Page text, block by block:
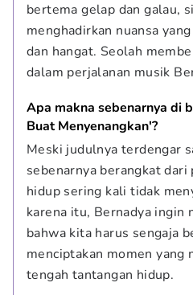
bertema gelap dan galau,
menghadirkan nuansa
dan hangat. Seolah
dalam perjalanan musik
Apa makna sebenarnya di
Buat Menyenangkan'?
Meski judulnya terdengar
sebenarnya berangkat
hidup sering kali tidak
karena itu, Bernadya ingin
bahwa kita harus sengaja
menciptakan momen yang
tengah tantangan hidup.